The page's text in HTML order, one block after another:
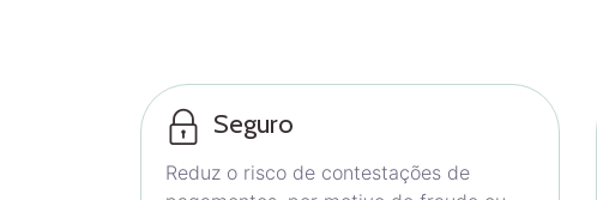
Seguro
Reduz o risco de contestações de